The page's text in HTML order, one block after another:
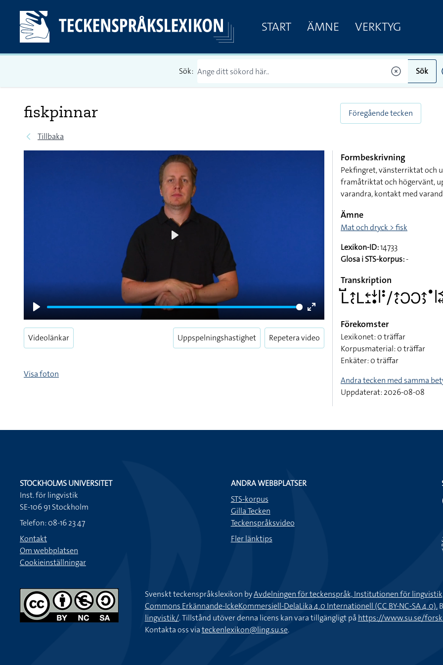
START ÄMNE VERKTYG
Sök: Sök
fiskpinnar
Tillbaka
Föregående tecken
Play
Enter
fullscreen
Videolänkar Uppspelningshastighet Repetera video
Visa foton
Formbeskrivning
Pekfingret, vänsterriktat och
framåtriktat och högervänt,
varandra, kontakt med
Ämne
Mat och dryck > fisk
Lexikon-ID:14733
Glosa i STS-korpus:-
Transkription
Förekomster
Lexikonet: 0 träffar
Korpusmaterial: 0 träffar
Enkäter: 0 träffar
Andra tecken med samma
Uppdaterat: 2026-08-08
STOCKHOLMS UNIVERSITET
Inst. för lingvistik
SE-106 91 Stockholm
Telefon: 08-16 23 47
Kontakt
Om webbplatsen
Cookieinställningar
ANDRA WEBBPLATSER
STS-korpus
Gilla Tecken
Teckenspråksvideo
Fler länktips
Svenskt teckenspråkslexikon byAvdelningen för teckenspråk, Institutionen för
Commons Erkännande-IckeKommersiell-DelaLika 4.0 Internationell (CC BY-NC-SA 4.0).
lingvistik/. Tillstånd utöver denna licens kan vara tillgängligt på https://www.su.se/
Kontakta oss viateckenlexikon@ling.su.se.